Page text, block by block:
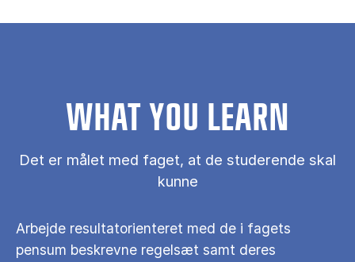
WHAT YOU LEARN
Det er målet med faget, at de studerende skal
kunne
Arbejde resultatorienteret med de i fagets
pensum beskrevne regelsæt samt deres